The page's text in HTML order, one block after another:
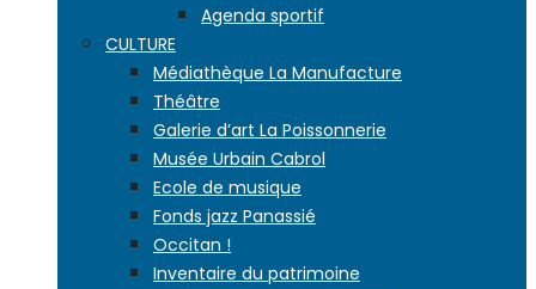
Agenda sportif
CULTURE
Médiathèque La Manufacture
Théâtre
Galerie d’art La Poissonnerie
Musée Urbain Cabrol
Ecole de musique
Fonds jazz Panassié
Occitan !
Inventaire du patrimoine